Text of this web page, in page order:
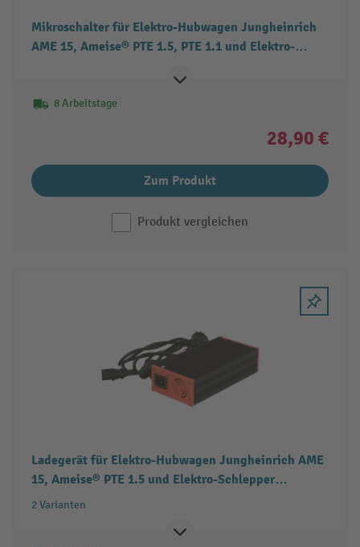
Mikroschalter für Elektro-Hubwagen Jungheinrich
AME 15, Ameise® PTE 1.5, PTE 1.1 und Elektro-
8 Arbeitstage
28,90 €
Zum Produkt
Produkt vergleichen
Ladegerät für Elektro-Hubwagen Jungheinrich AME
15, Ameise® PTE 1.5 und Elektro-Schlepper
Jungheinrich EZS 010, Ameise® TTE 1.0
2 Varianten